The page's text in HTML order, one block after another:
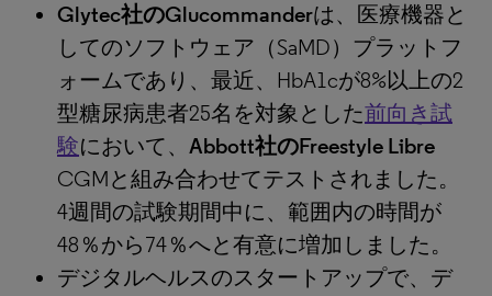
Glytec社のGlucommanderは、医療機器と
してのソフトウェア（SaMD）プラットフ
ォームであり、最近、HbA1cが8%以上の2
型糖尿病患者25名を対象とした前向き試
験において、 Abbott社のFreestyle Libre
CGMと組み合わせてテストされました。
4週間の試験期間中に、範囲内の時間が
48％から74％へと有意に増加しました。
デジタルヘルスのスタートアップで、デ